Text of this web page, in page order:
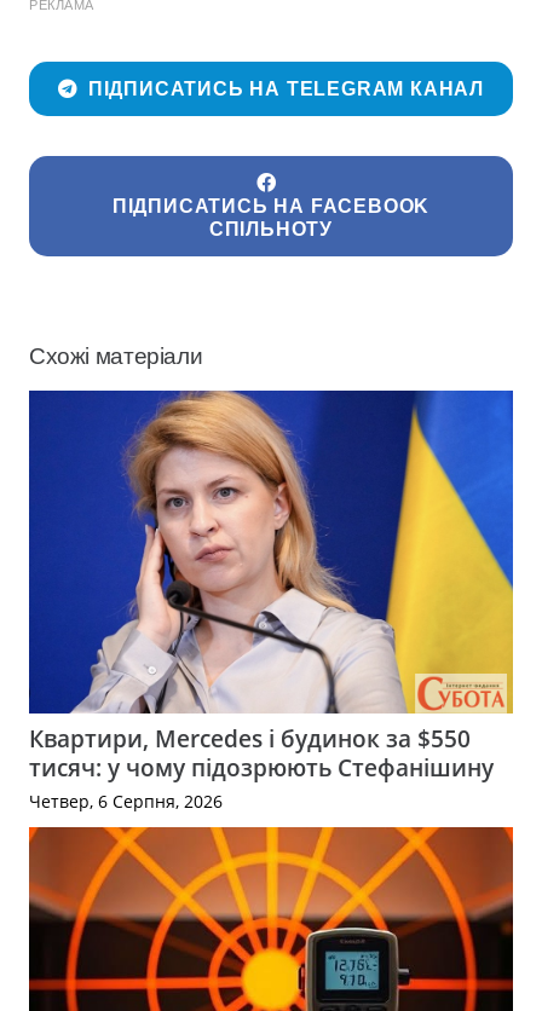
РЕКЛАМА
ПІДПИСАТИСЬ НА TELEGRAM КАНАЛ
ПІДПИСАТИСЬ НА FACEBOOK
СПІЛЬНОТУ
Схожі матеріали
Квартири, Mercedes і будинок за $550
тисяч: у чому підозрюють Стефанішину
Четвер, 6 Серпня, 2026